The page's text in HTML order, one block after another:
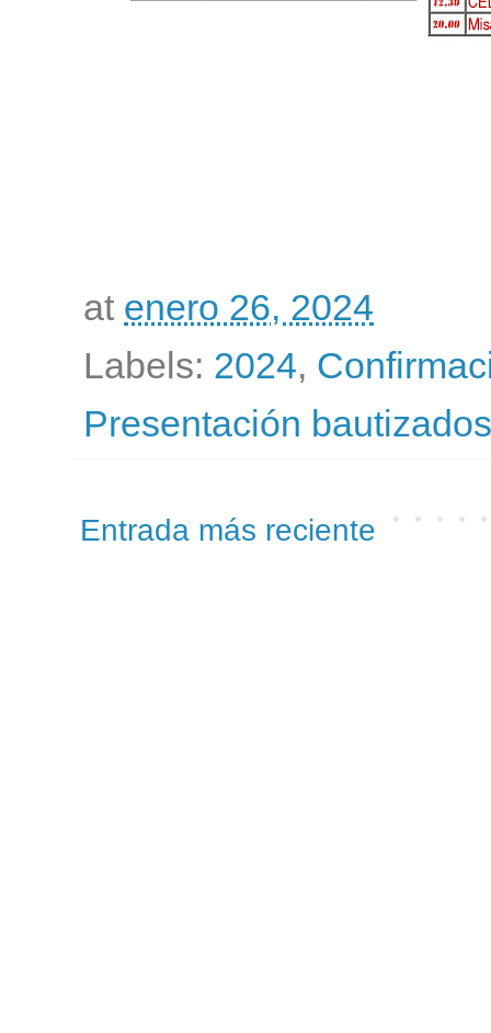
at enero 26, 2024
Labels: 2024,
Presentación bautizados
Entrada más reciente